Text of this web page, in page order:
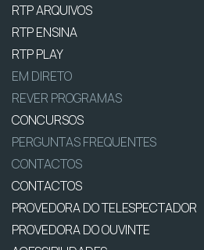
RTP ARQUIVOS
RTP ENSINA
RTP PLAY
EM DIRETO
REVER PROGRAMAS
CONCURSOS
PERGUNTAS FREQUENTES
CONTACTOS
CONTACTOS
PROVEDORA DO TELESPECTADOR
PROVEDORA DO OUVINTE